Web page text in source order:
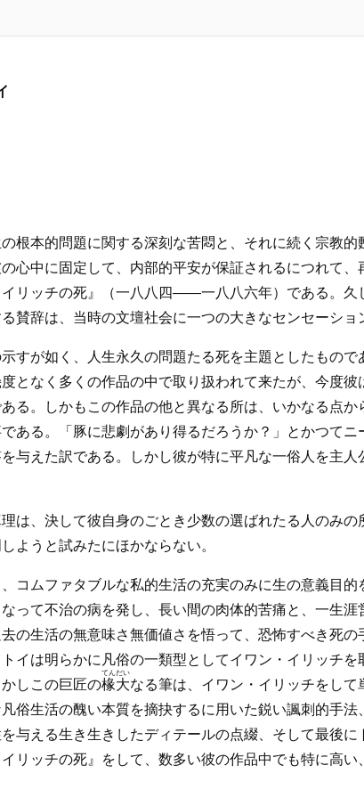
根本的問題に関する深刻な苦悶と、それに続く宗教
心中に固定して、内部的平安が保証されるにつれて
リッチの死』（一八八四――一八八六年）である。
賛辞は、当時の文壇社会に一つの大きなセンセーショ
すが如く、人生永久の問題たる死を主題としたもの
となく多くの作品の中で取り扱われて来たが、今度
る。しかもこの作品の他と異なる所は、いかなる点
ある。「豚に悲劇があり得るだろうか？」とかつて
与えた訳である。しかし彼が特に平凡な一俗人を主
は、決して彼自身のごとき少数の選ばれたる人のみ
ようと試みたにほかならない。
コムファタブルな私的生活の充実のみに生の意義目
って不治の病を発し、長い間の肉体的苦痛と、一生
の生活の無意味さ無価値さを悟って、恐怖すべき死
イは明らかに凡俗の一類型としてイワン・イリッチを
しこの巨匠の椽大
てんだい
なる筆は、イワン・イリッチをし
俗生活の醜い本質を摘抉するに用いた鋭い諷刺的手
与える生き生きしたディテールの点綴、そして最後
ッチの死』をして、数多い彼の作品中でも特に高い